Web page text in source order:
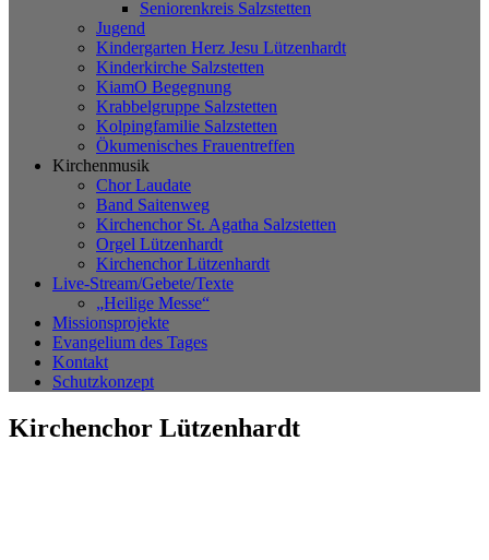
Seniorenkreis Salzstetten
Jugend
Kindergarten Herz Jesu Lützenhardt
Kinderkirche Salzstetten
KiamO Begegnung
Krabbelgruppe Salzstetten
Kolpingfamilie Salzstetten
Ökumenisches Frauentreffen
Kirchenmusik
Chor Laudate
Band Saitenweg
Kirchenchor St. Agatha Salzstetten
Orgel Lützenhardt
Kirchenchor Lützenhardt
Live-Stream/Gebete/Texte
„Heilige Messe“
Missionsprojekte
Evangelium des Tages
Kontakt
Schutzkonzept
Kirchenchor Lützenhardt